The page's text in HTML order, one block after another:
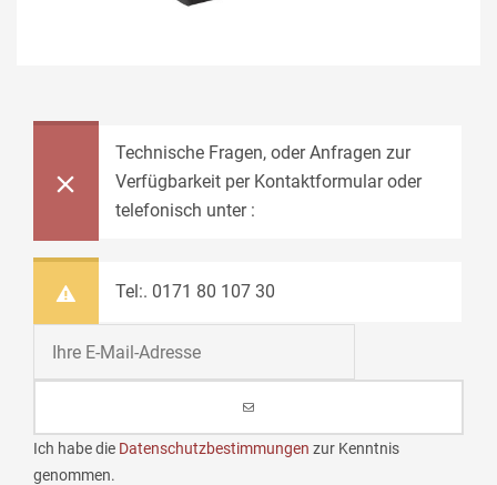
Technische Fragen, oder Anfragen zur
Verfügbarkeit per Kontaktformular oder
telefonisch unter :
Tel:. 0171 80 107 30
Ich habe die Datenschutzbestimmungen zur Kenntnis
genommen.